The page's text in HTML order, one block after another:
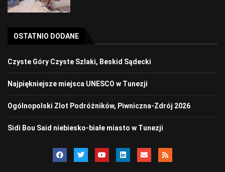
OSTATNIO DODANE
Czyste Góry Czyste Szlaki, Beskid Sądecki
Najpiękniejsze miejsca UNESCO w Tunezji
Ogólnopolski Zlot Podróżników, Piwniczna-Zdrój 2026
Sidi Bou Said niebiesko-białe miasto w Tunezji